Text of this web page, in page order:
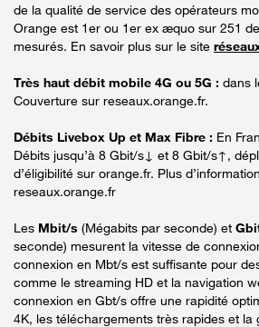
de la qualité de service des opérateurs
Orange est 1er ou 1er ex æquo sur 251
mesurés. En savoir plus sur le site
Très haut débit mobile 4G ou 5G : dans
Couverture sur reseaux.orange.fr.
Débits Livebox Up et Max Fibre : En
Débits jusqu’à 8 Gbit/s↓ et 8 Gbit/s↑,
d’éligibilité sur orange.fr. Plus
reseaux.orange.fr
Les Mbit/s (Mégabits par seconde) et
seconde) mesurent la vitesse de
connexion en Mbt/s est suffisante pour
comme le streaming HD et la navigation
connexion en Gbt/s offre une rapidité
4K, les téléchargements très rapides et la